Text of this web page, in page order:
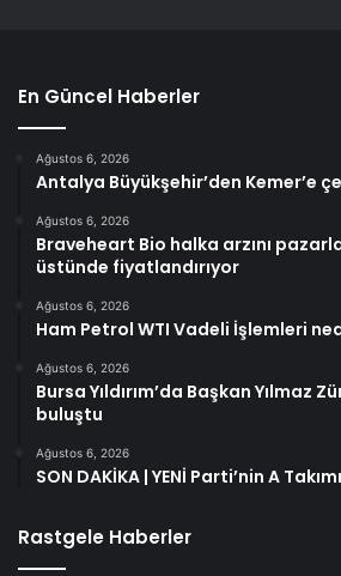
En Güncel Haberler
Ağustos 6, 2026
Antalya Büyükşehir’den Kemer’e
Ağustos 6, 2026
Braveheart Bio halka arzını
üstünde fiyatlandırıyor
Ağustos 6, 2026
Ham Petrol WTI Vadeli İşlemleri
Ağustos 6, 2026
Bursa Yıldırım’da Başkan Yılmaz
buluştu
Ağustos 6, 2026
SON DAKİKA | YENİ Parti’nin A
Rastgele Haberler